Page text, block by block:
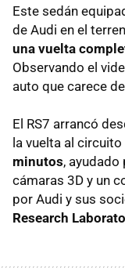
Este sedán
de Audi en el
una vuelta
Observando el
auto que carece
El RS7 arrancó
la vuelta al
minutos, ayudado
cámaras 3D y un
por Audi y sus
Research